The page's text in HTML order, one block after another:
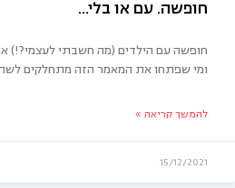
חופשה עם הילדים (מה חשבתי לעצמי?!)
ומי שפתחו את המאמר הזה מתחלקים
להמשך קריאה »
15/12/2021